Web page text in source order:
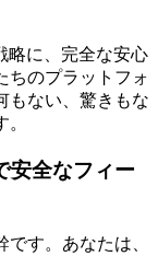
略に、完全な安心
ちのプラットフォ
もない、驚きもな
安全なフィー
す。あなたは、